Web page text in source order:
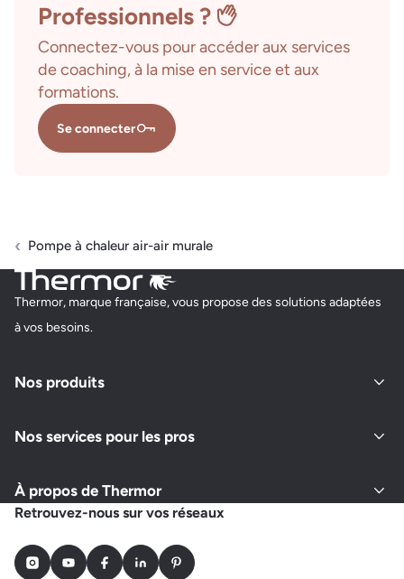
Professionnels ?
Connectez-vous pour accéder aux services
de coaching, à la mise en service et aux
formations.
Se connecter
Pompe à chaleur air-air murale
Thermor, marque française, vous propose des solutions adaptées
à vos besoins.
Nos produits
Nos services pour les pros
À propos de Thermor
Retrouvez-nous sur vos réseaux
InstagramYoutubeFacebookLinkedInPinterest